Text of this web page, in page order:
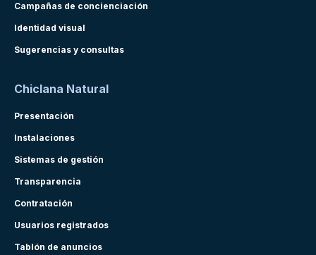
Campañas de concienciación
Identidad visual
Sugerencias y consultas
Chiclana Natural
Presentación
Instalaciones
Sistemas de gestión
Transparencia
Contratación
Usuarios registrados
Tablón de anuncios